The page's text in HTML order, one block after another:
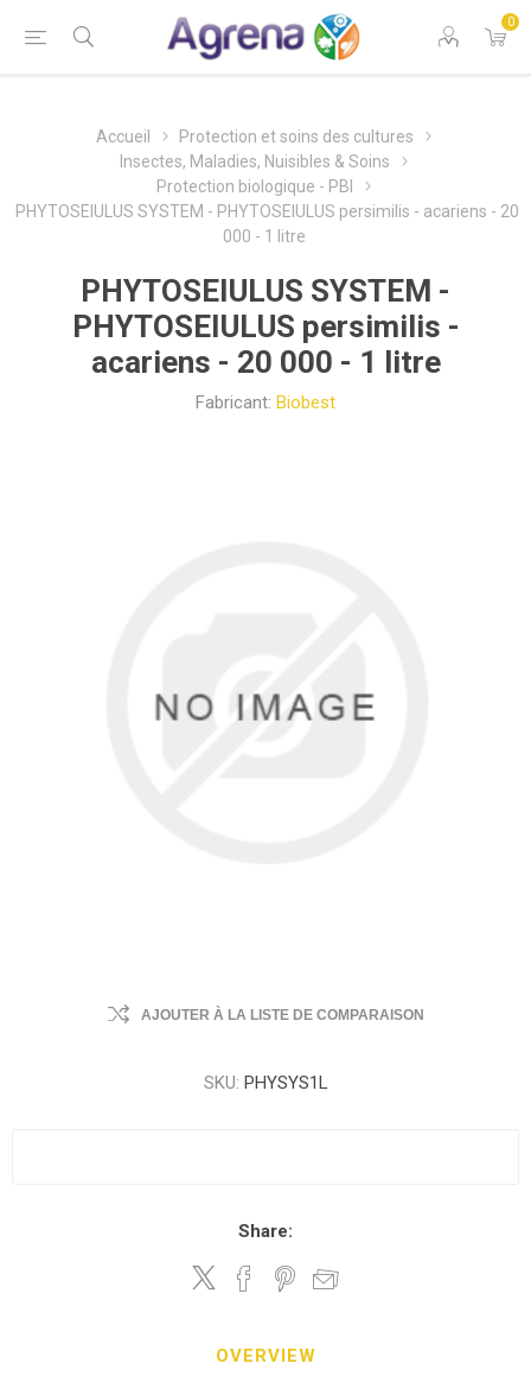
0
Accueil
Protection et soins des cultures
Insectes, Maladies, Nuisibles & Soins
Protection biologique - PBI
PHYTOSEIULUS SYSTEM - PHYTOSEIULUS persimilis - acariens - 20
000 - 1 litre
PHYTOSEIULUS SYSTEM -
PHYTOSEIULUS persimilis -
acariens - 20 000 - 1 litre
Fabricant: Biobest
AJOUTER À LA LISTE DE COMPARAISON
SKU: PHYSYS1L
Share:
OVERVIEW